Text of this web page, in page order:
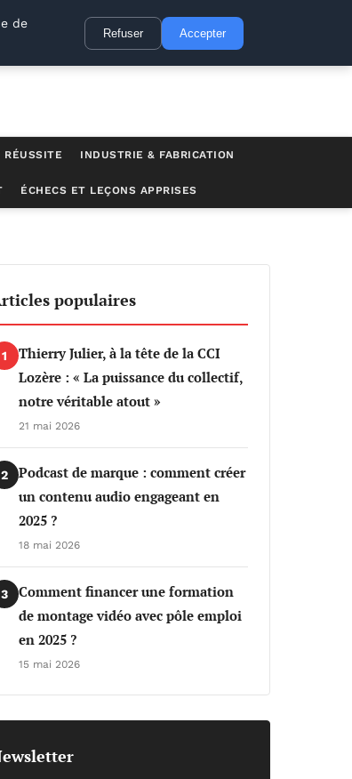
RÉUSSITE INDUSTRIE & FABRICATION
ÉCHECS ET LEÇONS APPRISES
populaires
1
Thierry Julier, à la tête de la CCI
Lozère : « La puissance du collectif,
notre véritable atout »
21 mai 2026
2
Podcast de marque : comment créer
un contenu audio engageant en
2025 ?
18 mai 2026
3
Comment financer une formation
de montage vidéo avec pôle emploi
en 2025 ?
15 mai 2026
de
Refuser Accepter